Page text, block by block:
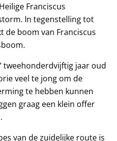
Franciscus
In tegenstelling tot
de boom van Franciscus
tweehonderdvijftig jaar oud
veel te jong om de
te hebben kunnen
graag een klein offer
van de zuidelijke route is